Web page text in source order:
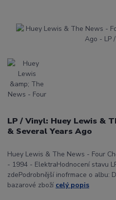
LP / Vinyl: Huey Lewis &
& Several Years Ago
Huey Lewis & The News - Four
- 1994 - ElektraHodnocení stavu
zdePodrobnější inofrmace o albu:
bazarové zboží celý popis